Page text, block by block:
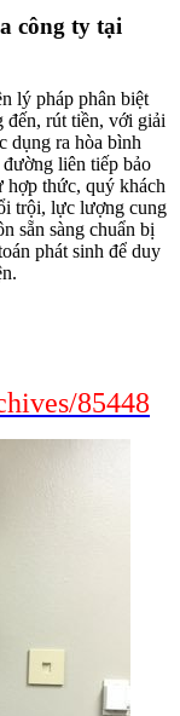
công ty tại
lý pháp phân biệt
đến, rút tiền, với giải
dụng ra hòa bình
liên tiếp bảo
hợp thức, quý khách
trội, lực lượng cung
sẵn sàng chuẩn bị
phát sinh để duy
85448